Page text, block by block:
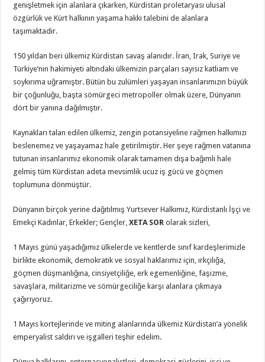
genişletmek için alanlara çıkarken, Kürdistan proletaryası ulusal
özgürlük ve Kürt halkının yaşama hakkı talebini de alanlara
taşımaktadır.
150 yıldan beri ülkemiz Kürdistan savaş alanıdır. İran, Irak, Suriye ve
Türkiye’nin hakimiyeti altındaki ülkemizin parçaları sayısız katliam ve
soykırıma uğramıştır. Bütün bu zulümleri yaşayan insanlarımızın büyük
bir çoğunluğu, başta sömürgeci metropoller olmak üzere, Dünyanın
dört bir yanına dağılmıştır.
Kaynakları talan edilen ülkemiz, zengin potansiyeline rağmen halkımızı
beslenemez ve yaşayamaz hale getirilmiştir. Her şeye rağmen vatanına
tutunan insanlarımız ekonomik olarak tamamen dışa bağımlı hale
gelmiş tüm Kürdistan adeta mevsimlik ucuz iş gücü ve göçmen
toplumuna dönmüştür.
Dünyanın birçok yerine dağıtılmış Yurtsever Halkımız, Kürdistanlı İşçi ve
Emekçi Kadınlar, Erkekler; Gençler,XETA SOR olarak sizleri,
1 Mayıs günü yaşadığımız ülkelerde ve kentlerde sınıf kardeşlerimizle
birlikte ekonomik, demokratik ve sosyal haklarımız için, ırkçılığa,
göçmen düşmanlığına, cinsiyetçiliğe, erk egemenliğine, faşizme,
savaşlara, militarizme ve sömürgeciliğe karşı alanlara çıkmaya
çağırıyoruz.
1 Mayıs kortejlerinde ve miting alanlarında ülkemiz Kürdistan’a yönelik
emperyalist saldırı ve işgalleri teşhir edelim.